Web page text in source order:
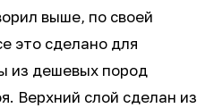
выше, по своей
это сделано для
из дешевых пород
Верхний слой сделан из